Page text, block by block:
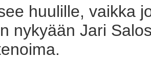
huulille, vaikka
nykyään Jari